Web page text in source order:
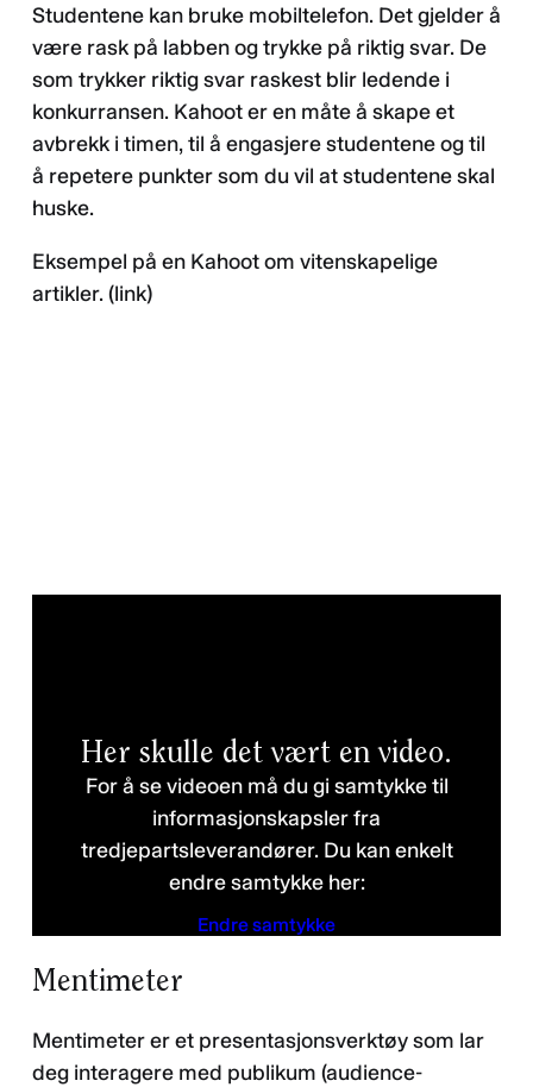
Studentene kan bruke mobiltelefon. Det gjelder å
være rask på labben og trykke på riktig svar. De
som trykker riktig svar raskest blir ledende i
konkurransen. Kahoot er en måte å skape et
avbrekk i timen, til å engasjere studentene og til
å repetere punkter som du vil at studentene skal
huske.
Eksempel på en Kahoot om vitenskapelige
artikler. (link)
Her skulle det vært en video.
For å se videoen må du gi samtykke til
informasjonskapsler fra
tredjepartsleverandører. Du kan enkelt
endre samtykke her:
Endre samtykke
Personvernerklæring
Mentimeter
Mentimeter er et presentasjonsverktøy som lar
deg interagere med publikum (audience-